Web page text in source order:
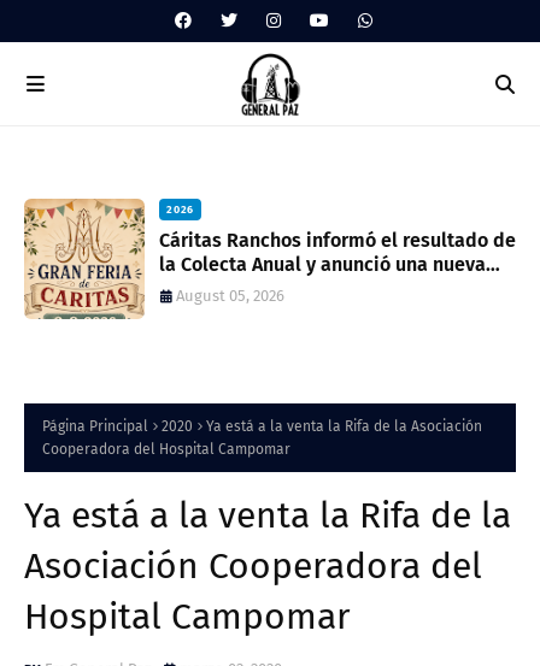
2026
Cáritas Ranchos informó el resultado de
la Colecta Anual y anunció una nueva
feria solidaria
August 05, 2026
Página Principal 2020
Ya está a la venta la Rifa de la Asociación
Cooperadora del Hospital Campomar
Ya está a la venta la Rifa de la
Asociación Cooperadora del
Hospital Campomar